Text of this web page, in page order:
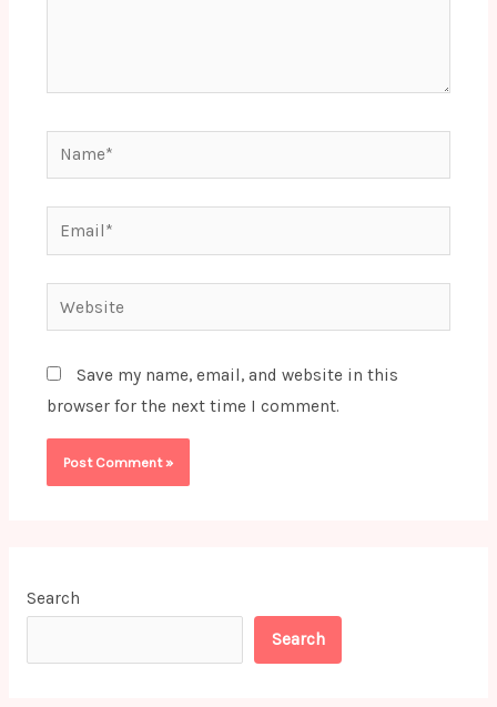
Name*
Email*
Website
Save my name, email, and website in this
browser for the next time I comment.
Search
Search